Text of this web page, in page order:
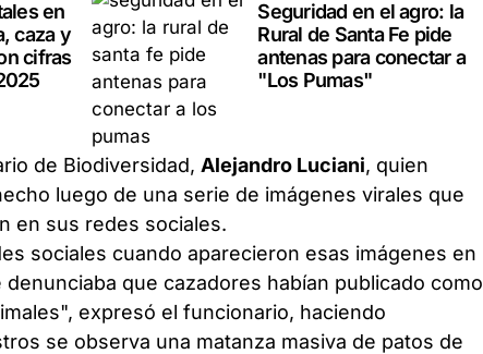
en
caza y
cifras
Seguridad en el agro: la
Rural de Santa Fe pide
antenas para conectar a
"Los Pumas"
de Biodiversidad, Alejandro Luciani, quien
luego de una serie de imágenes virales que
en sus redes sociales.
sociales cuando aparecieron esas imágenes en
que cazadores habían publicado como
expresó el funcionario, haciendo
se observa una matanza masiva de patos de